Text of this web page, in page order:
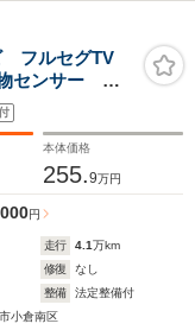
フルセグTV
センサー パ
リングヒー
本体価格
255.9万円
円
走行 4.1万km
修復
なし
整備
法定整備付
小倉南区